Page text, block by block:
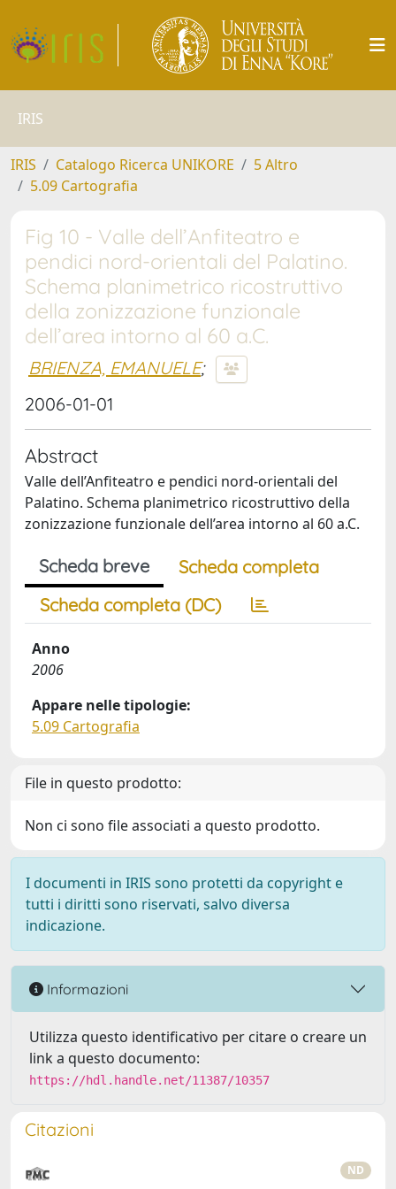
IRIS
IRIS Catalogo Ricerca UNIKORE
5 Altro
5.09 Cartografia
Fig 10 - Valle dell’Anfiteatro e
pendici nord-orientali del Palatino.
Schema planimetrico ricostruttivo
della zonizzazione funzionale
dell’area intorno al 60 a.C.
BRIENZA, EMANUELE;
2006-01-01
Abstract
Valle dell’Anfiteatro e pendici nord-orientali del
Palatino. Schema planimetrico ricostruttivo della
zonizzazione funzionale dell’area intorno al 60 a.C.
Scheda breve
Scheda completa
Scheda completa (DC)
Anno
2006
Appare nelle tipologie:
5.09 Cartografia
File in questo prodotto:
Non ci sono file associati a questo prodotto.
I documenti in IRIS sono protetti da copyright e
tutti i diritti sono riservati, salvo diversa
indicazione.
Informazioni
Utilizza questo identificativo per citare o creare un
link a questo documento:
https://hdl.handle.net/11387/10357
Citazioni
ND